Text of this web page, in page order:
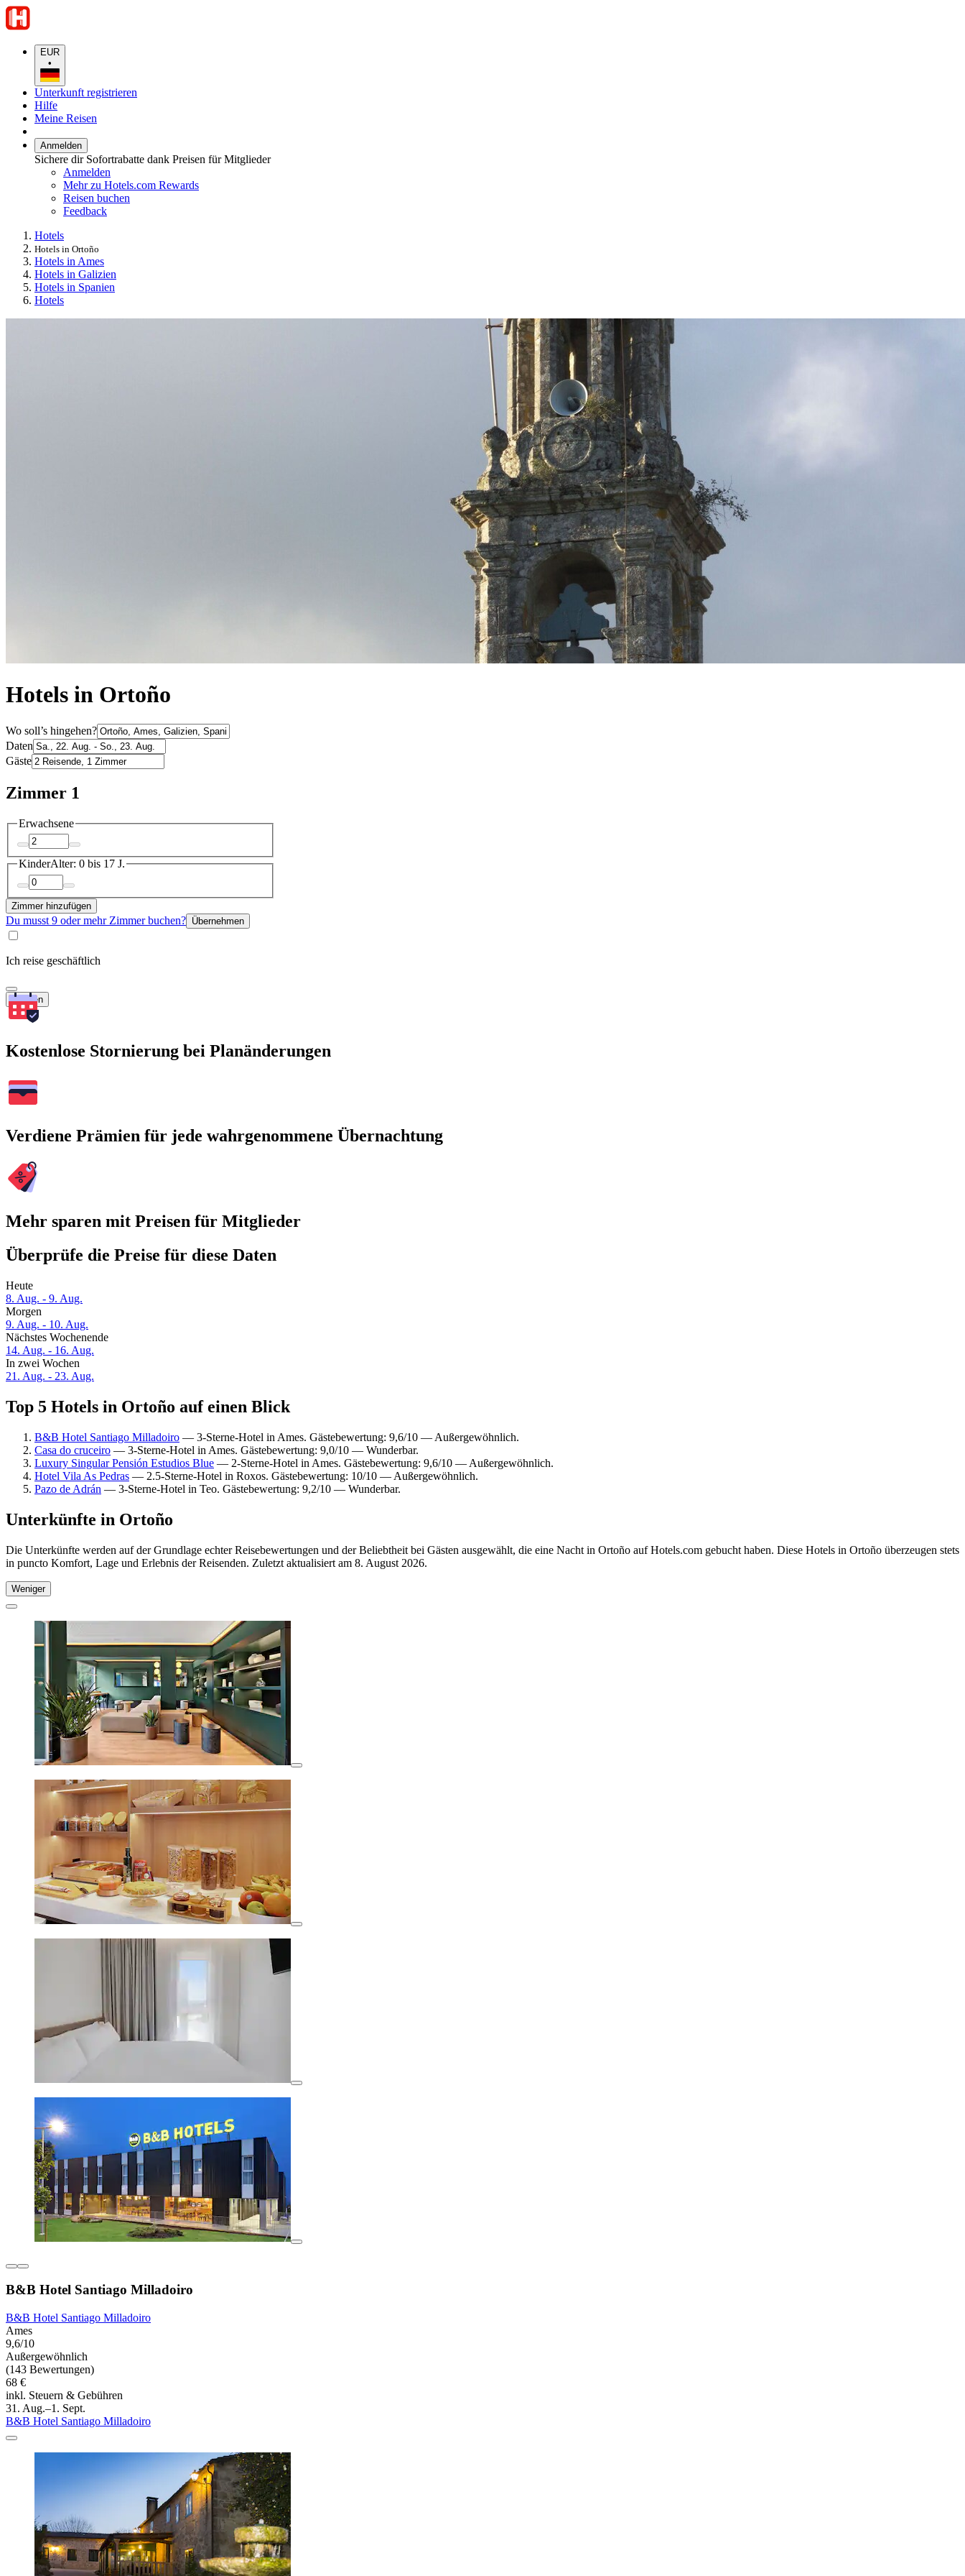
EUR
•
Unterkunft registrieren
Hilfe
Meine Reisen
Anmelden
Sichere dir Sofortrabatte dank Preisen für Mitglieder
Anmelden
Mehr zu Hotels.com Rewards
Reisen buchen
Feedback
Hotels
Hotels in Ortoño
Hotels in Ames
Hotels in Galizien
Hotels in Spanien
Hotels
Hotels in Ortoño
Wo soll’s hingehen?
Daten
Gäste
Zimmer 1
Erwachsene
KinderAlter: 0 bis 17 J.
Zimmer hinzufügen
Du musst 9 oder mehr Zimmer buchen? Übernehmen
Ich reise geschäftlich
Suchen
Kostenlose Stornierung bei Planänderungen
Verdiene Prämien für jede wahrgenommene Übernachtung
Mehr sparen mit Preisen für Mitglieder
Überprüfe die Preise für diese Daten
Heute
8. Aug. - 9. Aug.
Morgen
9. Aug. - 10. Aug.
Nächstes Wochenende
14. Aug. - 16. Aug.
In zwei Wochen
21. Aug. - 23. Aug.
Top 5 Hotels in Ortoño auf einen Blick
B&B Hotel Santiago Milladoiro — 3-Sterne-Hotel in Ames. Gästebewertung: 9,6/10 — Außergewöhnlich.
Casa do cruceiro — 3-Sterne-Hotel in Ames. Gästebewertung: 9,0/10 — Wunderbar.
Luxury Singular Pensión Estudios Blue — 2-Sterne-Hotel in Ames. Gästebewertung: 9,6/10 — Außergewöhnlich.
Hotel Vila As Pedras — 2.5-Sterne-Hotel in Roxos. Gästebewertung: 10/10 — Außergewöhnlich.
Pazo de Adrán — 3-Sterne-Hotel in Teo. Gästebewertung: 9,2/10 — Wunderbar.
Unterkünfte in Ortoño
Die Unterkünfte werden auf der Grundlage echter Reisebewertungen und der Beliebtheit bei Gästen ausgewählt, die eine Nacht in Ortoño auf Hotels.com gebucht haben. Diese Hotels in Ortoño überzeugen stets
in puncto Komfort, Lage und Erlebnis der Reisenden. Zuletzt aktualisiert am 8. August 2026.
Weniger
B&B Hotel Santiago Milladoiro
B&B Hotel Santiago Milladoiro
Ames
9,6/10
Außergewöhnlich
(143 Bewertungen)
68 €
inkl. Steuern & Gebühren
31. Aug.–1. Sept.
B&B Hotel Santiago Milladoiro